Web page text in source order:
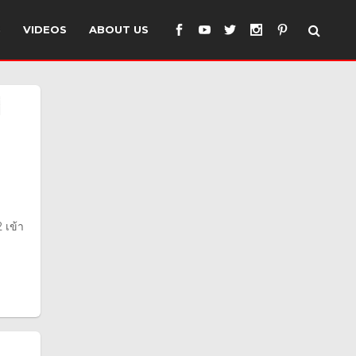
VIDEOS ABOUT US
เข้า